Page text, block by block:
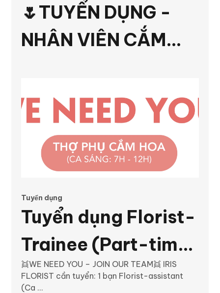
🌷TUYỂN DỤNG -
NHÂN VIÊN CẮM
Junior Florist Số
lượng 01 (Full-time)
Tuyển dụng
Tuyển dụng Florist-
Trainee (Part-time:
Ca Sáng 7h-12h)
👯WE NEED YOU – JOIN OUR TEAM👯 IRIS
FLORIST cần tuyển: 1 bạn Florist-assistant
(Ca ...